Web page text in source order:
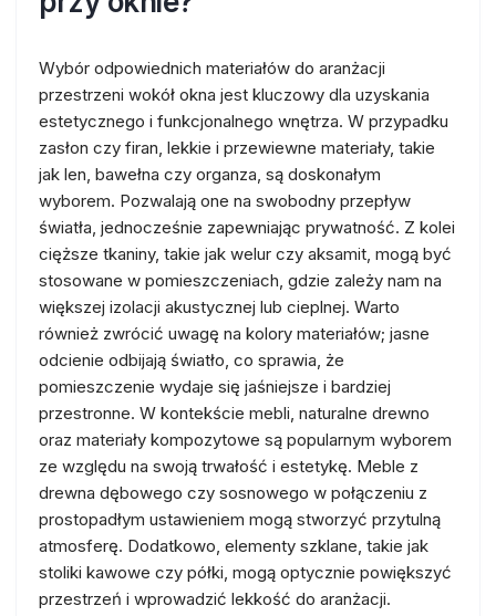
Wybór odpowiednich materiałów do aranżacji
przestrzeni wokół okna jest kluczowy dla uzyskania
estetycznego i funkcjonalnego wnętrza. W przypadku
zasłon czy firan, lekkie i przewiewne materiały, takie
jak len, bawełna czy organza, są doskonałym
wyborem. Pozwalają one na swobodny przepływ
światła, jednocześnie zapewniając prywatność. Z kolei
cięższe tkaniny, takie jak welur czy aksamit, mogą być
stosowane w pomieszczeniach, gdzie zależy nam na
większej izolacji akustycznej lub cieplnej. Warto
również zwrócić uwagę na kolory materiałów; jasne
odcienie odbijają światło, co sprawia, że
pomieszczenie wydaje się jaśniejsze i bardziej
przestronne. W kontekście mebli, naturalne drewno
oraz materiały kompozytowe są popularnym wyborem
ze względu na swoją trwałość i estetykę. Meble z
drewna dębowego czy sosnowego w połączeniu z
prostopadłym ustawieniem mogą stworzyć przytulną
atmosferę. Dodatkowo, elementy szklane, takie jak
stoliki kawowe czy półki, mogą optycznie powiększyć
przestrzeń i wprowadzić lekkość do aranżacji.